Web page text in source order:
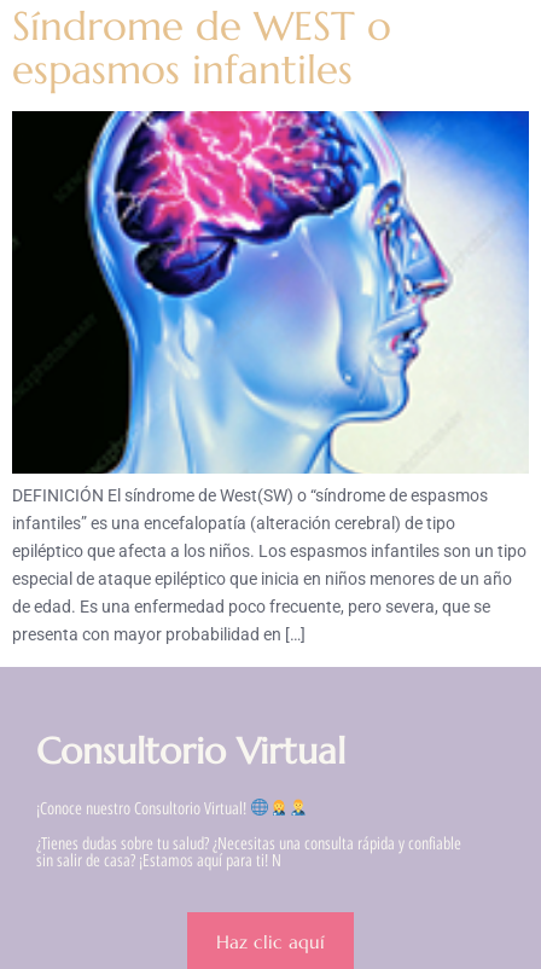
Síndrome de WEST o
espasmos infantiles
DEFINICIÓN El síndrome de West(SW) o “síndrome de espasmos
infantiles” es una encefalopatía (alteración cerebral) de tipo
epiléptico que afecta a los niños. Los espasmos infantiles son un tipo
especial de ataque epiléptico que inicia en niños menores de un año
de edad. Es una enfermedad poco frecuente, pero severa, que se
presenta con mayor probabilidad en […]
Consultorio Virtual
¡Conoce nuestro Consultorio Virtual!
¿Tienes dudas sobre tu salud? ¿Necesitas una consulta rápida y confiable
sin salir de casa? ¡Estamos aquí para ti! N
Haz clic aquí